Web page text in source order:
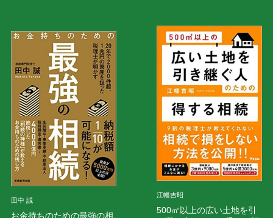
田中 誠
お金持ちのための最強の相
江幡吉昭
500㎡以上の広い土地を引